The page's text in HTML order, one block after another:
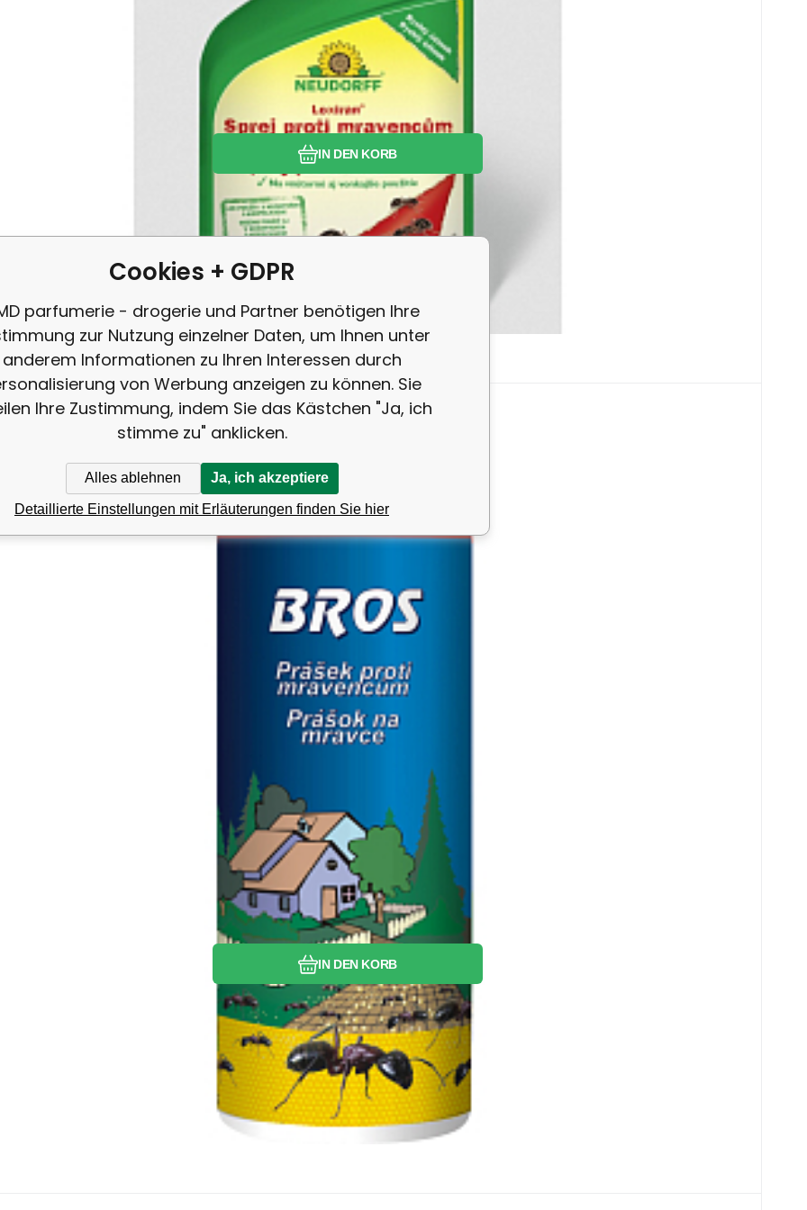
IN DEN KORB
Bros Ameisenbekämpfung, Pulver gegen Ameisen, 250 g
IN DEN KORB
für Innenräume und deren unmittelbare Umgebung: Terrassen, Garagen, Einfahrten, Wege, Lauben
Cookies + GDPR
parfumerie - drogerie und Partner benötigen Ihre
zur Nutzung einzelner Daten, um Ihnen unter
anderem Informationen zu Ihren Interessen durch
von Werbung anzeigen zu können. Sie
Ihre Zustimmung, indem Sie das Kästchen "Ja, ich
stimme zu" anklicken.
Alles ablehnen Ja, ich akzeptiere
Detaillierte Einstellungen mit Erläuterungen finden Sie hier